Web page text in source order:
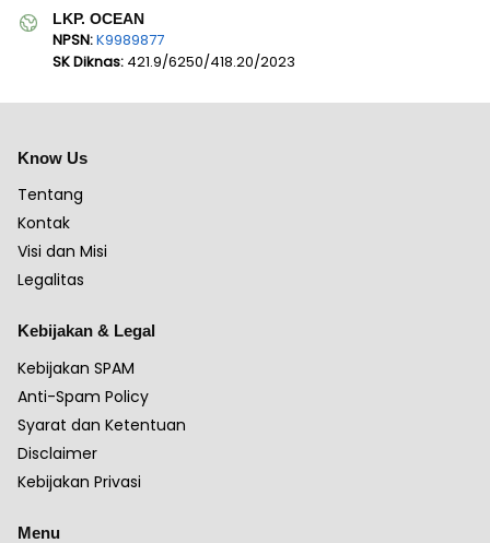
LKP. OCEAN
NPSN:K9989877
SK Diknas: 421.9/6250/418.20/2023
Know Us
Tentang
Kontak
Visi dan Misi
Legalitas
Kebijakan & Legal
Kebijakan SPAM
Anti-Spam Policy
Syarat dan Ketentuan
Disclaimer
Kebijakan Privasi
Menu